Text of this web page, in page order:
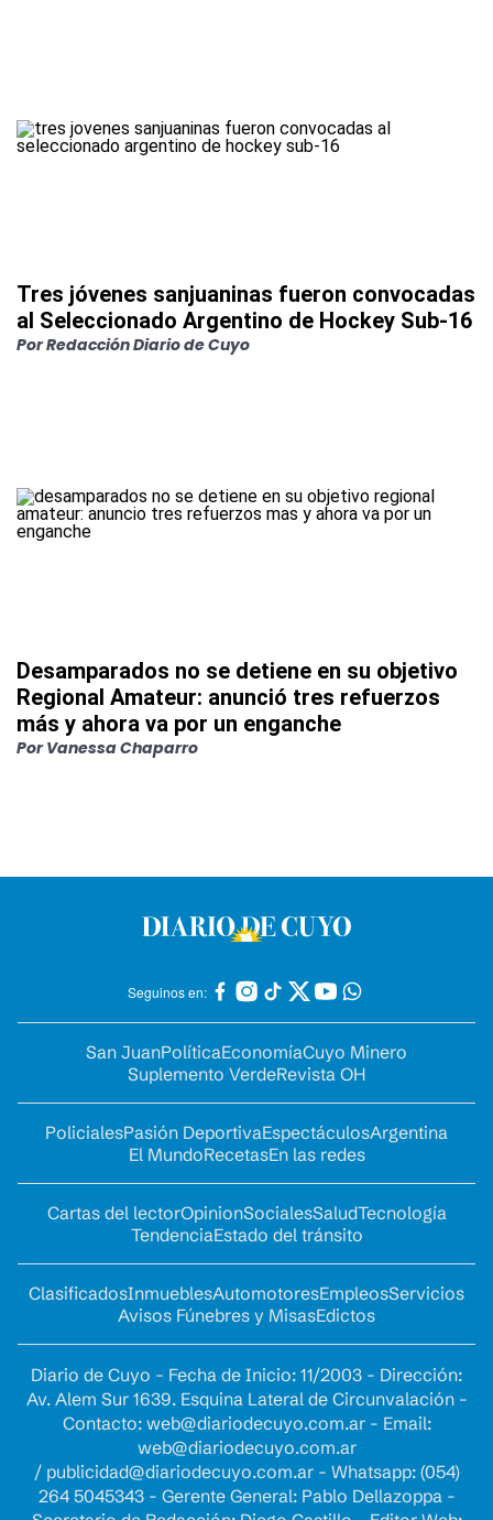
Tres jóvenes sanjuaninas fueron convocadas
al Seleccionado Argentino de Hockey Sub-16
PorRedacción Diario de Cuyo
Desamparados no se detiene en su objetivo
Regional Amateur: anunció tres refuerzos
más y ahora va por un enganche
Por Vanessa Chaparro
Seguinos en:
San JuanPolíticaEconomíaCuyo Minero
Suplemento VerdeRevista OH
PolicialesPasión DeportivaEspectáculosArgentina
El MundoRecetasEn las redes
Cartas del lectorOpinionSocialesSaludTecnología
TendenciaEstado del tránsito
ClasificadosInmueblesAutomotoresEmpleosServicios
Avisos Fúnebres y MisasEdictos
Diario de Cuyo - Fecha de Inicio: 11/2003 - Dirección:
Av. Alem Sur 1639. Esquina Lateral de Circunvalación -
Contacto: web@diariodecuyo.com.ar- Email:
web@diariodecuyo.com.ar
/ publicidad@diariodecuyo.com.ar- Whatsapp: (054)
264 5045343 - Gerente General: Pablo Dellazoppa -